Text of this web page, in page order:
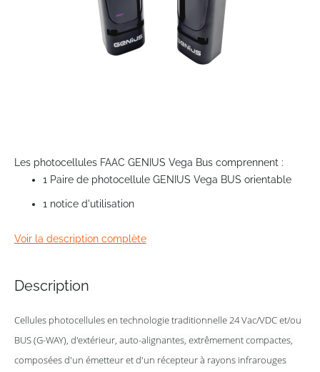
to
images
gallery
Les photocellules FAAC GENIUS Vega Bus comprennent :
1 Paire de photocellule GENIUS Vega BUS orientable
1 notice d'utilisation
Voir la description complète
Description
Cellules photocellules en technologie traditionnelle 24 Vac/VDC et/ou
BUS (G-WAY), d'extérieur, auto-alignantes, extrêmement compactes,
composées d'un émetteur et d'un récepteur à rayons infrarouges